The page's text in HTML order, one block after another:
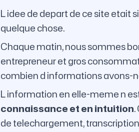
L idee de depart de ce site etait
quelque chose.
Chaque matin, nous sommes
entrepreneur et gros
combien d informations avons-
L information en elle-meme n
connaissance et en intuition
de telechargement,